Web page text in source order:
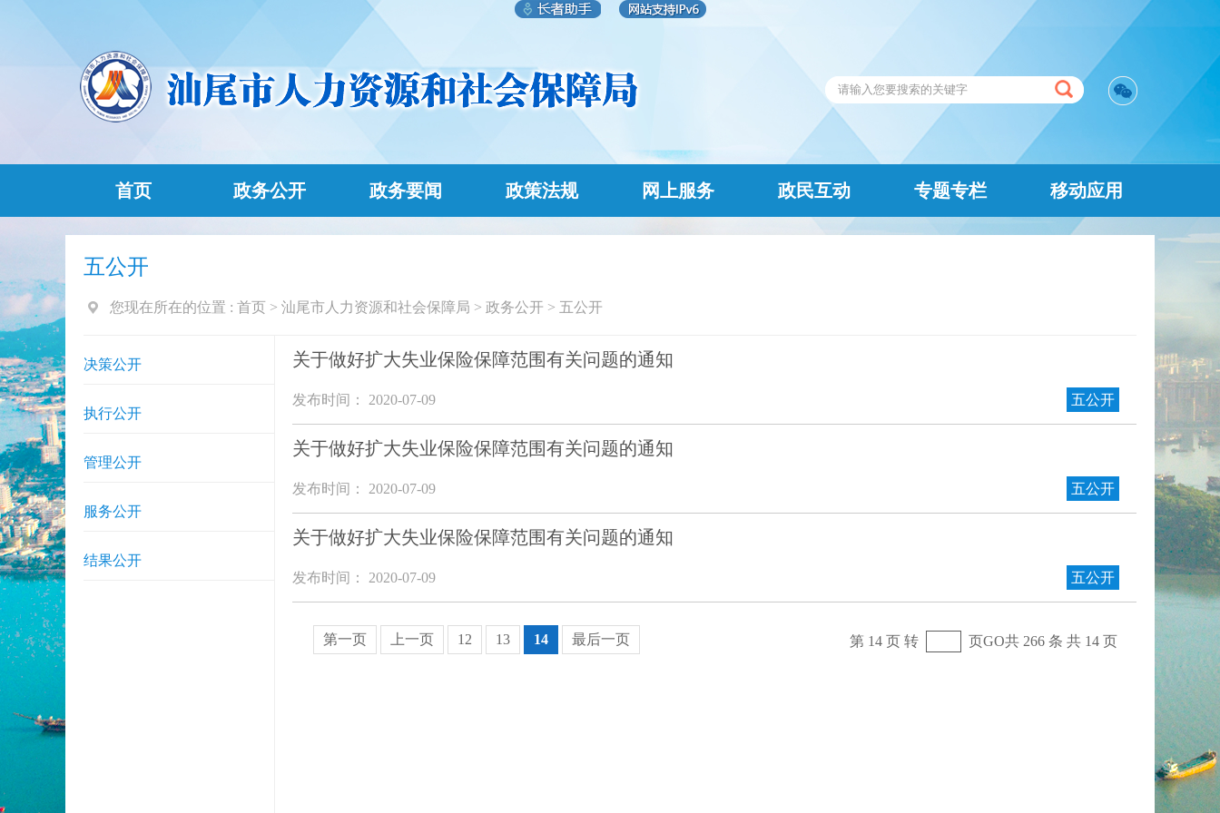
首页 政务公开 政务要闻 政策法规 网上服务 政民互动 专题专栏 移动应用
五公开
您现在所在的位置 : 首页 > 汕尾市人力资源和社会保障局 > 政务公开 > 五公开
决策公开
执行公开
管理公开
服务公开
结果公开
关于做好扩大失业保险保障范围有关问题的通知
发布时间： 2020-07-09 五公开
关于做好扩大失业保险保障范围有关问题的通知
发布时间： 2020-07-09 五公开
关于做好扩大失业保险保障范围有关问题的通知
发布时间： 2020-07-09 五公开
第一页 上一页 12 13 14 最后一页 第 14 页 转 页GO共 266 条 共 14 页